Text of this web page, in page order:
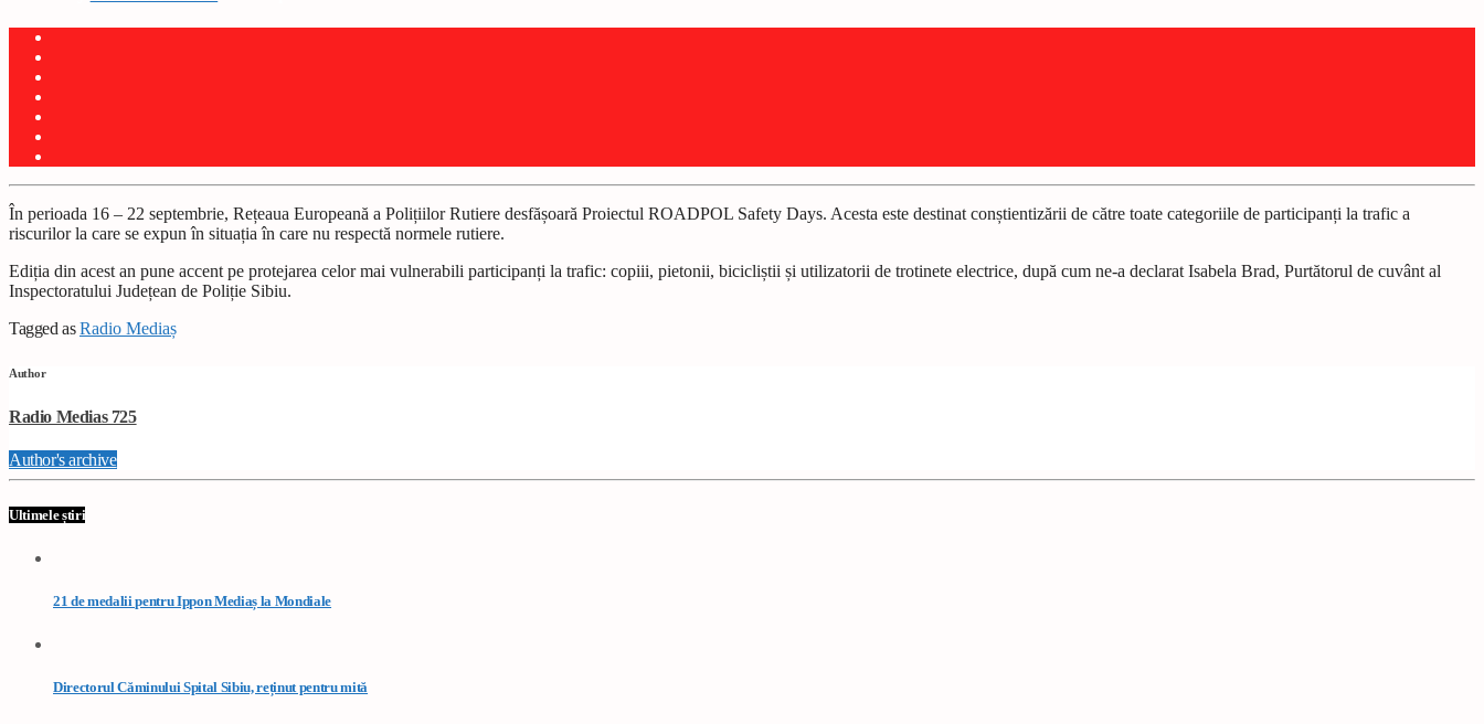
În perioada 16 – 22 septembrie, Rețeaua Europeană a Polițiilor Rutiere desfășoară Proiectul ROADPOL Safety Days. Acesta este destinat conștientizării de către toate categoriile de participanți la trafic a
riscurilor la care se expun în situația în care nu respectă normele rutiere.
Ediția din acest an pune accent pe protejarea celor mai vulnerabili participanți la trafic: copiii, pietonii, bicicliștii și utilizatorii de trotinete electrice, după cum ne-a declarat Isabela Brad, Purtătorul de cuvânt al
Inspectoratului Județean de Poliție Sibiu.
Tagged asRadio Mediaș
Author
Radio Medias 725
Author's archive
Ultimele știri
21 de medalii pentru Ippon Mediaș la Mondiale
Directorul Căminului Spital Sibiu, reținut pentru mită